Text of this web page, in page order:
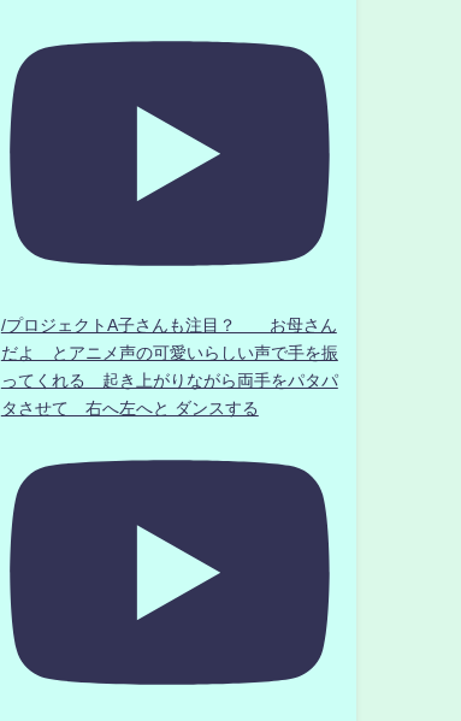
/プロジェクトA子さんも注目？ お母さん
だよ とアニメ声の可愛いらしい声で手を振
ってくれる 起き上がりながら両手をパタパ
タさせて 右へ左へと ダンスする